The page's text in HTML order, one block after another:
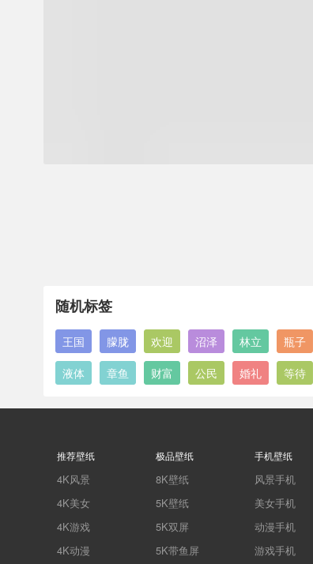
随机标签
王国 朦胧 欢迎 沼泽 林立 瓶子
液体
章鱼 财富 公民 婚礼 等待
推荐壁纸
4K风景
4K美女
4K游戏
4K动漫
极品壁纸
8K壁纸
5K壁纸
5K双屏
5K带鱼屏
手机壁纸
风景手机
美女手机
动漫手机
游戏手机